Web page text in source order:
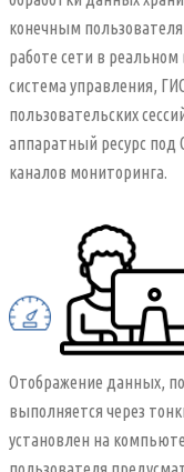
конечным
работе сети в
система управления,
пользовательских
аппаратный ресурс под
каналов мониторинга.
Отображение данных,
выполняется через
установлен на